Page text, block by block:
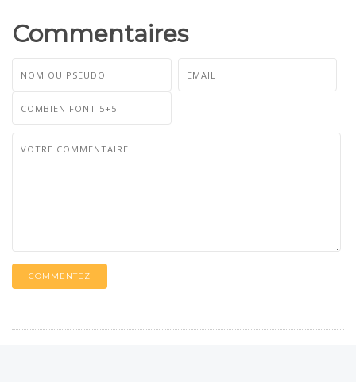
Commentaires
COMMENTEZ